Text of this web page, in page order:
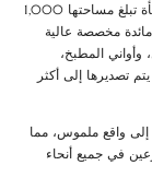
أدوات المائدة وتوريد حاويات تخزين الطعام بالجملة مع منشأة تبلغ مساحتها 1,000
أدوات مائدة مخصصة عالية
المطبخ،
من 200 تصميم أصلي يتم تصديرها إلى أكثر
واقع ملموس، مما
في جميع أنحاء